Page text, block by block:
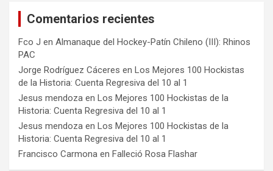
Comentarios recientes
Fco J en Almanaque del Hockey-Patín Chileno (III): Rhinos
PAC
Jorge Rodríguez Cáceres en Los Mejores 100 Hockistas
de la Historia: Cuenta Regresiva del 10 al 1
Jesus mendoza en Los Mejores 100 Hockistas de la
Historia: Cuenta Regresiva del 10 al 1
Jesus mendoza en Los Mejores 100 Hockistas de la
Historia: Cuenta Regresiva del 10 al 1
Francisco Carmona en Falleció Rosa Flashar